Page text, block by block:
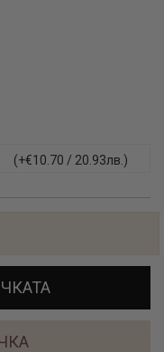
(+€10.70 / 20.93лв.)